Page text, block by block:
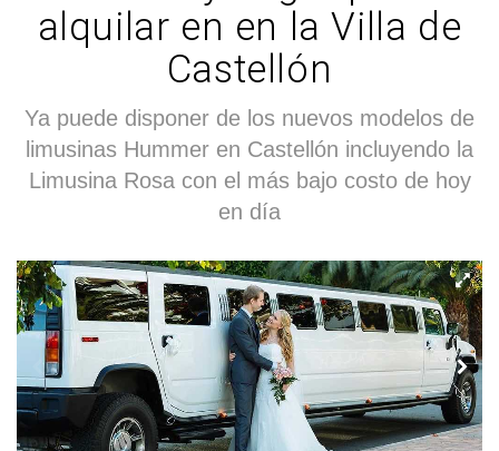
alquilar en en la Villa de
Castellón
Ya puede disponer de los nuevos modelos de
limusinas Hummer en Castellón incluyendo la
Limusina Rosa con el más bajo costo de hoy
en día